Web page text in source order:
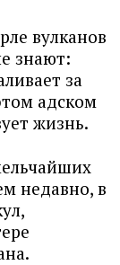
вулканов
знают:
за
адском
жизнь.
недавно, в